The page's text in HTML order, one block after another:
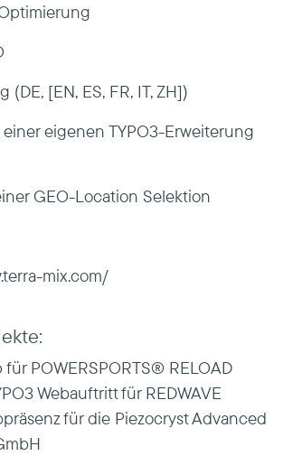
[EN, ES, FR, IT, ZH])
eigenen TYPO3-Erweiterung
GEO-Location Selektion
mix.com/
POWERSPORTS® RELOAD
Webauftritt für REDWAVE
für die Piezocryst Advanced